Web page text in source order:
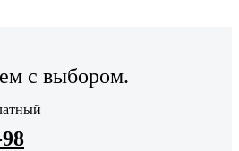
с выбором.